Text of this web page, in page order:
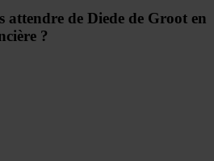
attendre de Diede de Groot en
?